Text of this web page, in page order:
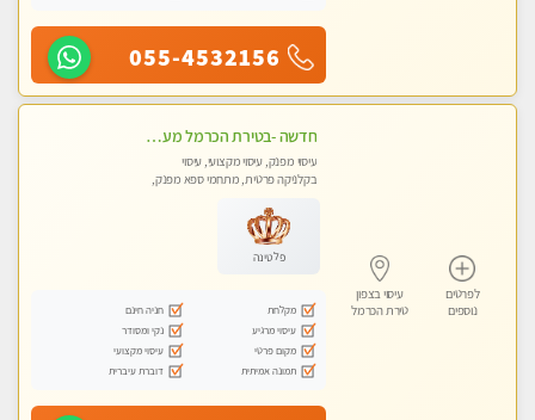
055-4532156
לפרטים
נוספים
עיסוי בצפון
טירת הכרמל
חדשה -בטירת הכרמל מעסה איכותית מפנקת ומקצועית עיסוי חלומי ..... בקריות
עיסוי מפנק, עיסוי מקצועי, עיסוי
בקלניקה פרטית, מתחמי ספא מפנק,
פלטינה
מקלחת
חניה חינם
עיסוי מרגיע
נקי ומסודר
מקום פרטי
עיסוי מקצועי
תמונה אמיתית
דוברת עיברית